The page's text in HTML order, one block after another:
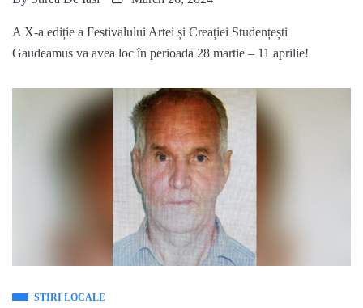
A X-a ediție a Festivalului Artei și Creației Studențești
Gaudeamus va avea loc în perioada 28 martie – 11 aprilie!
STIRI LOCALE